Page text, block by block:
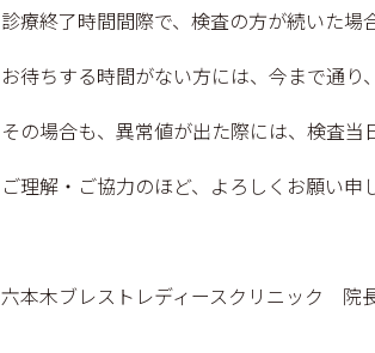
診療終了時間間際で、検査の方が続いた
お待ちする時間がない方には、今まで通
その場合も、異常値が出た際には、検査
ご理解・ご協力のほど、よろしくお願い申
六本木ブレストレディースクリニック 院